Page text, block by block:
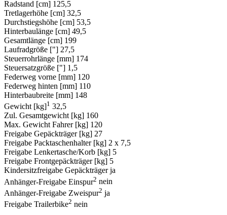
Radstand [cm] 125,5
Tretlagerhöhe [cm] 32,5
Durchstiegshöhe [cm] 53,5
Hinterbaulänge [cm] 49,5
Gesamtlänge [cm] 199
Laufradgröße ["] 27,5
Steuerrohrlänge [mm] 174
Steuersatzgröße ["] 1,5
Federweg vorne [mm] 120
Federweg hinten [mm] 110
Hinterbaubreite [mm] 148
Gewicht [kg]1 32,5
Zul. Gesamtgewicht [kg] 160
Max. Gewicht Fahrer [kg] 120
Freigabe Gepäckträger [kg] 27
Freigabe Packtaschenhalter [kg] 2 x 7,5
Freigabe Lenkertasche/Korb [kg] 5
Freigabe Frontgepäckträger [kg] 5
Kindersitzfreigabe Gepäckträger ja
Anhänger-Freigabe Einspur2 nein
Anhänger-Freigabe Zweispur2 ja
Freigabe Trailerbike2 nein